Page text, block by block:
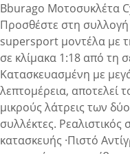
Bburago Μοτοσυκλέτα
Προσθέστε στη
supersport μοντέλα με
σε κλίμακα 1:18 από τη
Κατασκευασμένη με
λεπτομέρεια, αποτελεί
μικρούς λάτρεις των
συλλέκτες.
κατασκευής ·Πιστό